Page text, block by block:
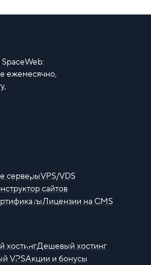
ежемесячно,
серверыVPS/VDS
сайтов
Лицензии на CMS
хостингДешевый хостинг
VPSАкции и бонусы